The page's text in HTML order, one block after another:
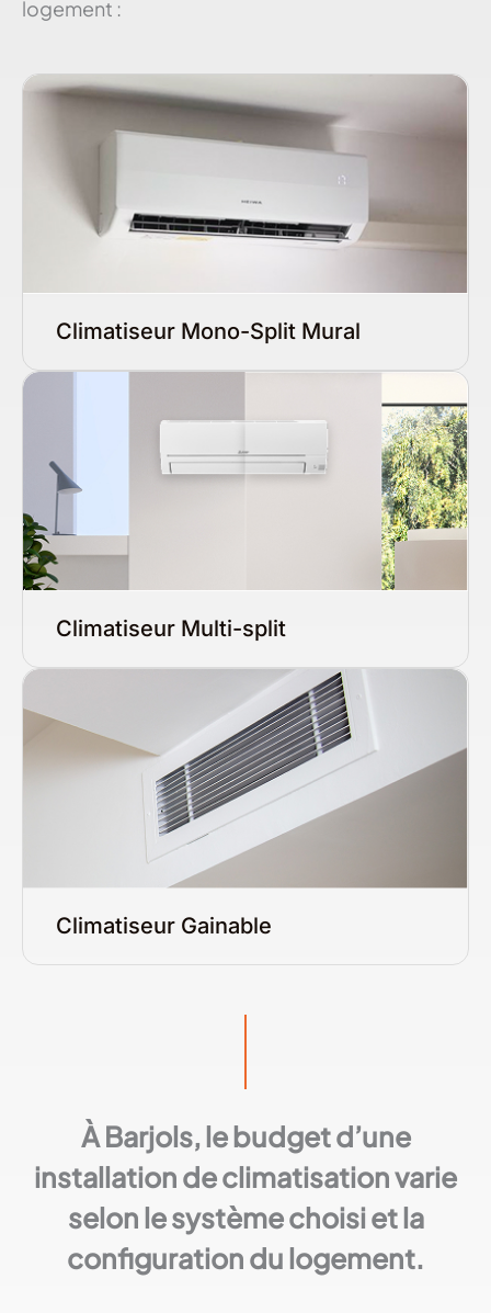
logement :
Climatiseur Mono-Split Mural
Climatiseur Multi-split
Climatiseur Gainable
À Barjols, le budget d’une
installation de climatisation varie
selon le système choisi et la
configuration du logement.